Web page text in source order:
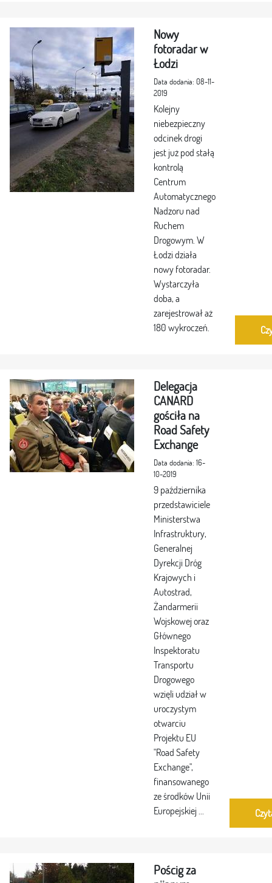
Nowy
fotoradar w
Łodzi
Data dodania: 08-11-
2019
Kolejny
niebezpieczny
odcinek drogi
jest już pod stałą
kontrolą
Centrum
Automatycznego
Nadzoru nad
Ruchem
Drogowym. W
Łodzi działa
nowy fotoradar.
Wystarczyła
doba, a
zarejestrował aż
180 wykroczeń.
Delegacja
CANARD
gościła na
Road Safety
Exchange
Data dodania: 16-
10-2019
9 października
przedstawiciele
Ministerstwa
Infrastruktury,
Generalnej
Dyrekcji Dróg
Krajowych i
Autostrad,
Żandarmerii
Wojskowej oraz
Głównego
Inspektoratu
Transportu
Drogowego
wzięli udział w
uroczystym
otwarciu
Projektu EU
"Road Safety
Exchange",
finansowanego
ze środków Unii
Europejskiej ...
Pościg za